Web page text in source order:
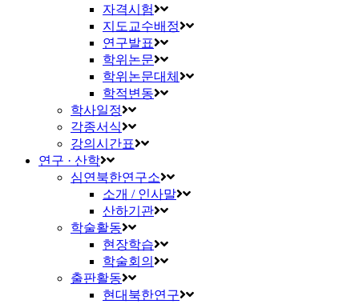
자격시험
지도교수배정
연구발표
학위논문
학위논문대체
학적변동
학사일정
각종서식
강의시간표
연구 · 산학
심연북한연구소
소개 / 인사말
산하기관
학술활동
현장학습
학술회의
출판활동
현대북한연구